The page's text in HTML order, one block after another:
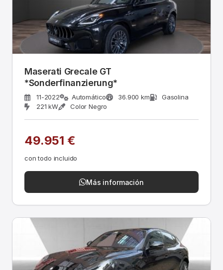
Maserati Grecale GT
*Sonderfinanzierung*
11-2022 Automático 36.900 km
Gasolina
221 kW
Color Negro
49.951 €
con todo incluido
Más información